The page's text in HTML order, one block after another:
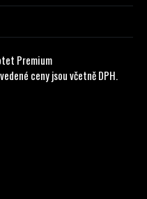
Premium
ceny jsou včetně DPH.